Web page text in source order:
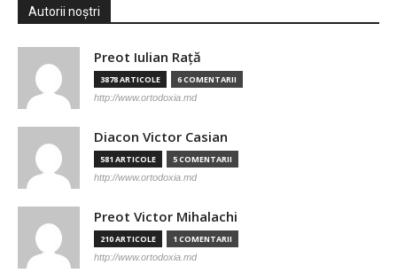
Autorii noștri
Preot Iulian Raţă
3878 ARTICOLE 6 COMENTARII
http://www.ortodoxia.md
Diacon Victor Casian
581 ARTICOLE 5 COMENTARII
http://www.ortodoxia.md
Preot Victor Mihalachi
210 ARTICOLE 1 COMENTARII
http://www.ortodoxia.md